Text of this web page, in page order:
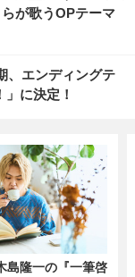
が歌うOPテーマ
、エンディングテ
に決定！
島隆一の『一筆啓